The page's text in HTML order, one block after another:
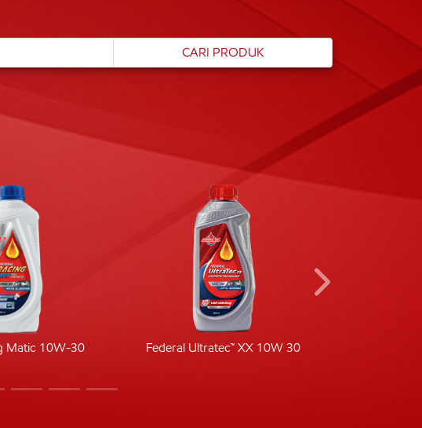
Matic 10W-30 Federal Ultratec™ XX 10W 30